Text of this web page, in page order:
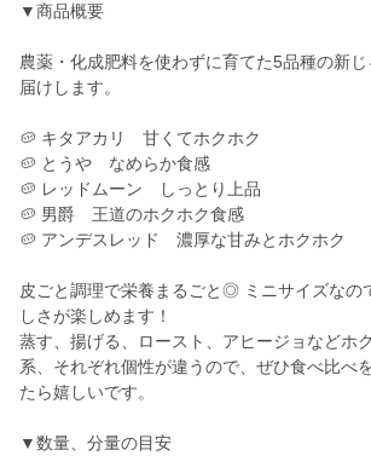
▼商品概要
農薬・化成肥料を使わずに育てた5品種の新
届けします。
🥔 キタアカリ 甘くてホクホク
🥔 とうや なめらか食感
🥔 レッドムーン しっとり上品
🥔 男爵 王道のホクホク食感
🥔 アンデスレッド 濃厚な甘みとホクホク
皮ごと調理で栄養まるごと◎ ミニサイズなの
しさが楽しめます！
蒸す、揚げる、ロースト、アヒージョなどホ
系、それぞれ個性が違うので、ぜひ食べ比べ
たら嬉しいです。
▼数量、分量の目安